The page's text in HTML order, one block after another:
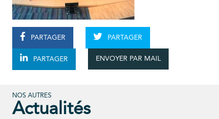
PARTAGER PARTAGER
PARTAGER ENVOYER PAR MAIL
NOS AUTRES
Actualités